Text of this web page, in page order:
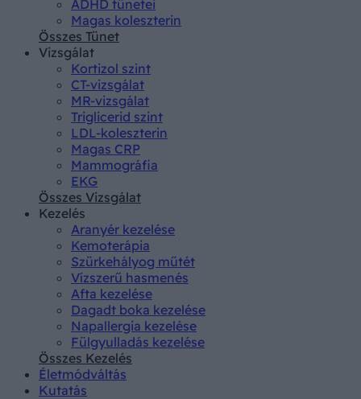
ADHD tünetei
Magas koleszterin
Összes Tünet
Vizsgálat
Kortizol szint
CT-vizsgálat
MR-vizsgálat
Triglicerid szint
LDL-koleszterin
Magas CRP
Mammográfia
EKG
Összes Vizsgálat
Kezelés
Aranyér kezelése
Kemoterápia
Szürkehályog műtét
Vízszerű hasmenés
Afta kezelése
Dagadt boka kezelése
Napallergia kezelése
Fülgyulladás kezelése
Összes Kezelés
Életmódváltás
Kutatás